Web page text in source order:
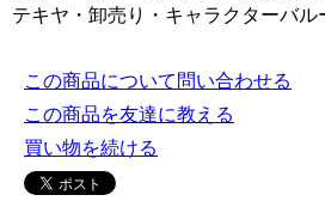
テキヤ・卸売り・キャラクターバル
この商品について問い合わせる
この商品を友達に教える
買い物を続ける